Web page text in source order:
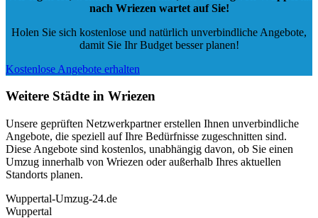
nach Wriezen wartet auf Sie!
Holen Sie sich kostenlose und natürlich unverbindliche Angebote,
damit Sie Ihr Budget besser planen!
Kostenlose Angebote erhalten
Weitere Städte in Wriezen
Unsere geprüften Netzwerkpartner erstellen Ihnen unverbindliche
Angebote, die speziell auf Ihre Bedürfnisse zugeschnitten sind.
Diese Angebote sind kostenlos, unabhängig davon, ob Sie einen
Umzug innerhalb von Wriezen oder außerhalb Ihres aktuellen
Standorts planen.
Wuppertal-Umzug-24.de
Wuppertal